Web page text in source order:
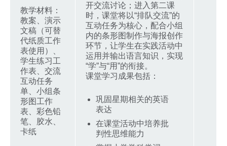
教学材料：
教案、演示
文稿（可替
代纸质工作
表使用）、
学生练习工
作表、交流
互动任务
单、小组条
形图工作
表、彩色铅
笔、胶水、
卡纸
开交流讨论；进入第二课
时，课堂将以“排队交流”的
互动任务为核心，配合小组
内的条形图制作与海报创作
环节，让学生在实践活动中
运用并输出语言知识，实现
“学”与“用”的衔接。
课堂学习成果包括：
巩固星期相关的英语
表达
在课堂活动中培养批
判性思维能力